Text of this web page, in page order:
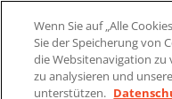
content
Wenn Sie auf „Alle
Sie der Speicherung von
die Websitenavigation
zu analysieren und
unterstützen.